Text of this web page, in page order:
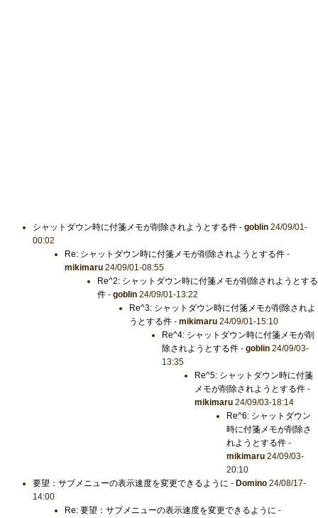
シャットダウン時に付箋メモが削除されようとする件- goblin24/09/01-
00:02
Re: シャットダウン時に付箋メモが削除されようとする件 -
mikimaru 24/09/01-08:55
Re^2: シャットダウン時に付箋メモが削除されようとする
件- goblin24/09/01-13:22
Re^3: シャットダウン時に付箋メモが削除されよ
うとする件 -mikimaru 24/09/01-15:10
Re^4: シャットダウン時に付箋メモが削
除されようとする件- goblin24/09/03-
13:35
Re^5: シャットダウン時に付箋
メモが削除されようとする件-
mikimaru24/09/03-18:14
Re^6: シャットダウン
時に付箋メモが削除さ
れようとする件 -
mikimaru 24/09/03-
20:10
要望：サブメニューの表示速度を変更できるように - Domino24/08/17-
14:00
Re: 要望：サブメニューの表示速度を変更できるように -